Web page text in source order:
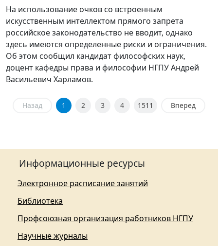
На использование очков со встроенным
искусственным интеллектом прямого запрета
российское законодательство не вводит, однако
здесь имеются определенные риски и ограничения.
Об этом сообщил кандидат философских наук,
доцент кафедры права и философии НГПУ Андрей
Васильевич Харламов.
Назад 1 2 3 4 1511 Вперед
Информационные ресурсы
Электронное расписание занятий
Библиотека
Профсоюзная организация работников НГПУ
Научные журналы